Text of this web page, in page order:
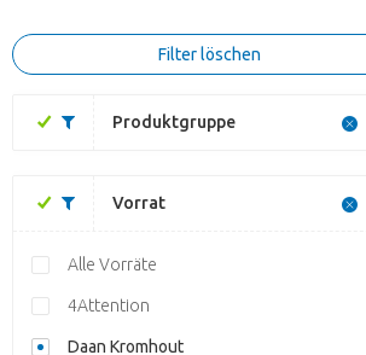
Filter löschen
Produktgruppe
Vorrat
Alle Vorräte
4Attention
Daan Kromhout